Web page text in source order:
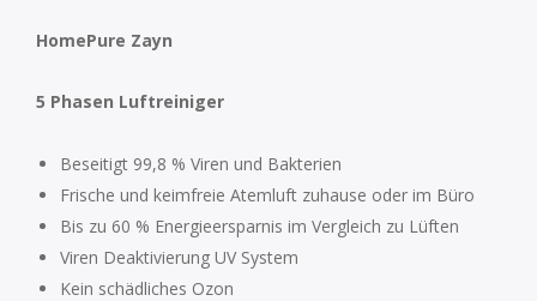
HomePure Zayn
5 Phasen Luftreiniger
Beseitigt 99,8 % Viren und Bakterien
Frische und keimfreie Atemluft zuhause oder im Büro
Bis zu 60 % Energieersparnis im Vergleich zu Lüften
Viren Deaktivierung UV System
Kein schädliches Ozon